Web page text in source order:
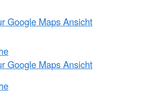
Google Maps Ansicht
Google Maps Ansicht